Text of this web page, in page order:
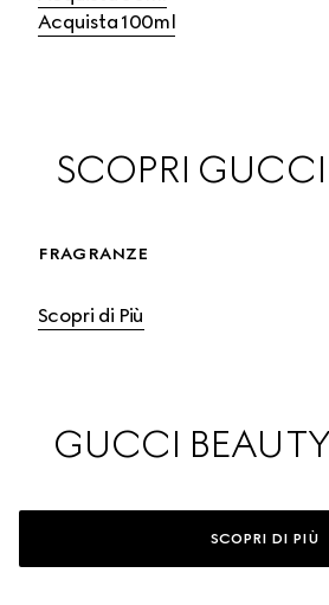
Acquista 100ml
SCOPRI
FRAGRANZE
Scopri di Più
GUCCI
SCOPRI DI PIÙ